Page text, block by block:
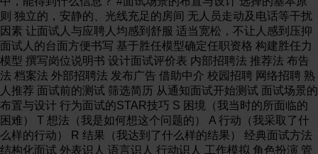
则 独立的，安静的、光线充足的房间 无人员走动及电话等干扰
因素 让面试人与应聘人均感到舒服 适当宽松，不让人感到压抑
面试人的台面方便书写 基于胜任模型确定任职资格 构建胜任力
模型 撰写岗位说明书 设计面试评价表 内部招聘法 推荐法 布告
法 档案法 外部招聘法 发布广告 借助中介 校园招聘 网络招聘 熟
人推荐 面试前的测试 筛选简历 从通知面试开始测试 面试场景的
布置与设计 行为面试的STAR技巧 S 困境（我当时的所面临的
困难） T 想法（我是如何想这个问题的） A 行动（我采取了什
么样的行动） R 结果（我达到了什么样的结果） 经典面试方法
结构化面试 外表识人 语言识人 行动识人 工作模拟 角色扮演 管